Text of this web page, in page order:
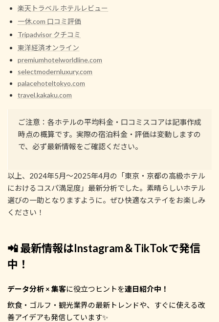
楽天トラベル ホテルレビュー
一休.com 口コミ評価
Tripadvisor クチコミ
東洋経済オンライン
premiumhotelworldline.com
selectmodernluxury.com
palacehoteltokyo.com
travel.kakaku.com
ご注意：各ホテルの平均料金・口コミスコアは記事作成
時点の概算です。実際の宿泊料金・評価は変動しますの
で、必ず最新情報をご確認ください。
以上、2024年5月～2025年4月の「東京・京都の高級ホテル
におけるコスパ満足度」最新分析でした。素晴らしいホテル
選びの一助となりますように。ぜひ快適なステイをお楽しみ
ください！
📲 最新情報はInstagram＆TikTokで発信
中！
データ分析 × 集客に役立つヒントを連日紹介中！
飲食・ゴルフ・観光業界の最新トレンドや、すぐに使える改
善アイデアも発信しています✨